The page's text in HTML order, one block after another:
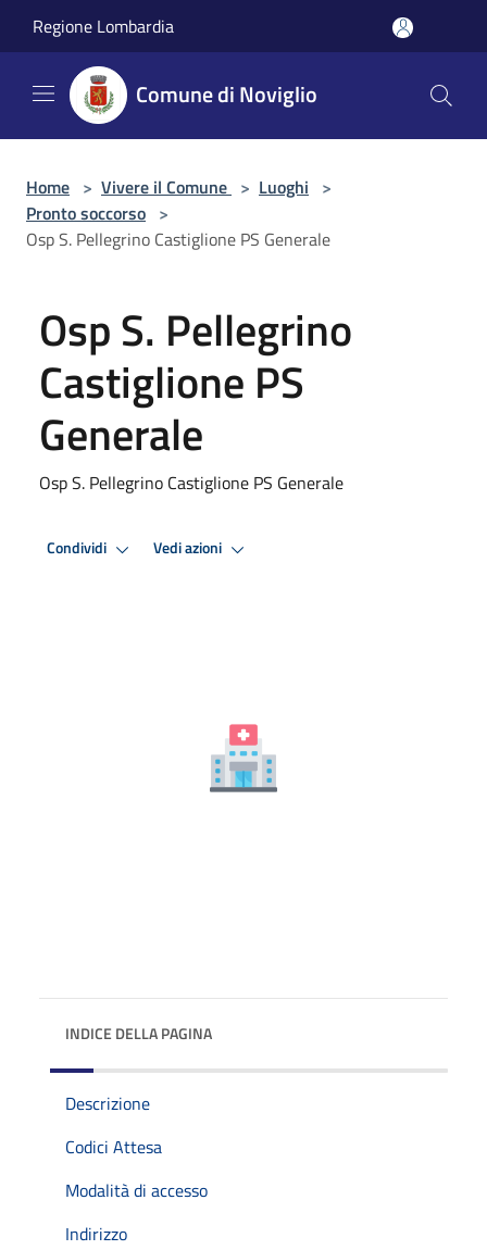
Regione Lombardia
Comune di Noviglio
Home > Vivere il Comune > Luoghi >
Pronto soccorso >
Osp S. Pellegrino Castiglione PS Generale
Osp S. Pellegrino
Castiglione PS
Generale
Osp S. Pellegrino Castiglione PS Generale
Condividi Vedi azioni
INDICE DELLA PAGINA
Descrizione
Codici Attesa
Modalità di accesso
Indirizzo